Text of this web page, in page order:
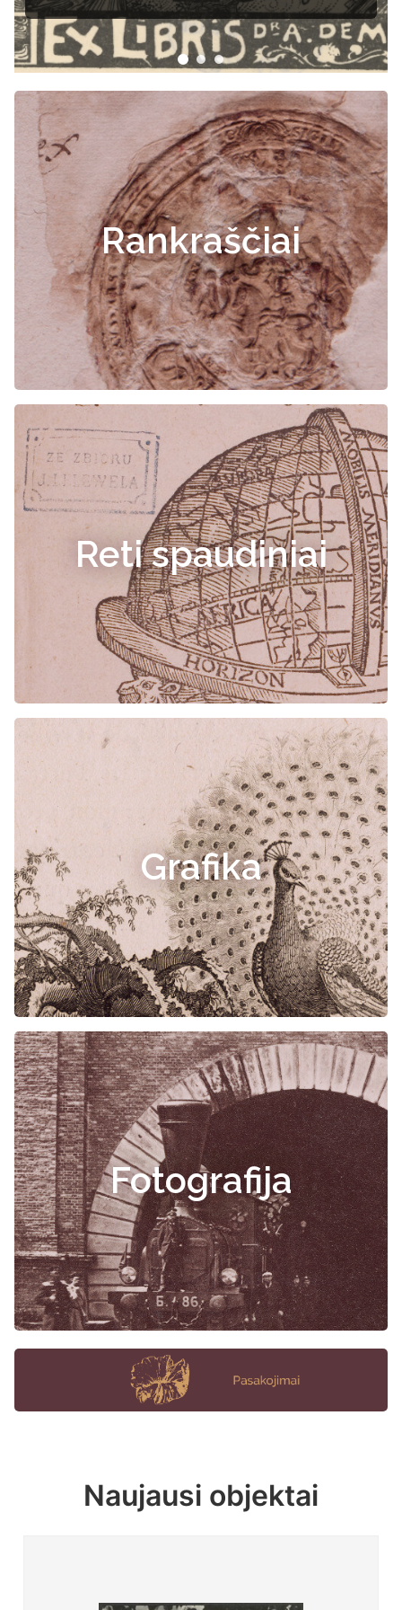
Rankraščiai
Reti spaudiniai
Grafika
Fotografija
Naujausi objektai